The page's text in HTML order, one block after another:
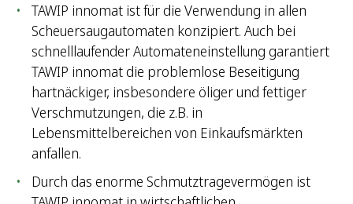
TAWIP innomat ist für die Verwendung in allen
Scheuersaugautomaten konzipiert. Auch bei
schnelllaufender Automateneinstellung garantiert
TAWIP innomat die problemlose Beseitigung
hartnäckiger, insbesondere öliger und fettiger
Verschmutzungen, die z.B. in
Lebensmittelbereichen von Einkaufsmärkten
anfallen.
Durch das enorme Schmutztragevermögen ist